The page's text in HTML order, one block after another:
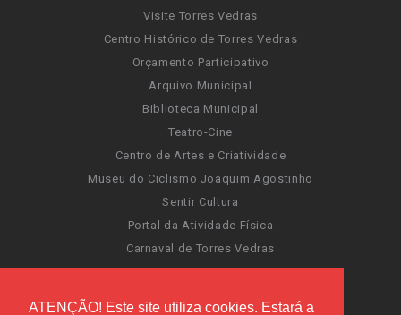
ATENÇÃO! Este site utiliza cookies. Estará a
Visite Torres Vedras
Centro Histórico de Torres Vedras
Orçamento Participativo
Arquivo Municipal
Biblioteca Municipal
Teatro-Cine
Centro de Artes e Criatividade
Museu do Ciclismo Joaquim Agostinho
Sentir Cultura
Portal da Atividade Física
Carnaval de Torres Vedras
Santa Cruz Ocean Spirit